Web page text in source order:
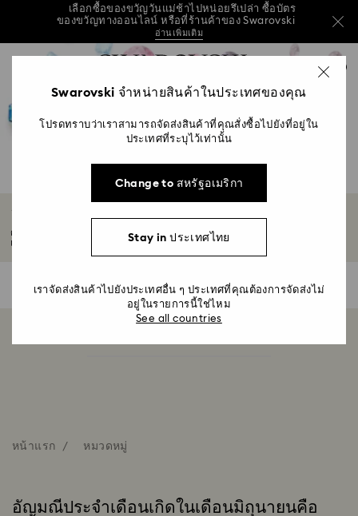
เลือกซื้อของขวัญวันแม่ช้าไปหน่อยรึเปล่า ซื้อบัตร
ของขวัญทางออนไลน์ หรือที่ร้านค้าของ Swarovski
อ่านเพิ่มเติม
วันแม่ปีนี้ รับฟรี! กระเป๋าสะพายไหล่สีฟ้าที่ใช้งานได้
เลือกซื้อของขวัญวันแม่ช้าไปหน่อยรึเปล่า ซื้อบัตร
อ่านเพิ่มเติม
0 - หัวข้อ
4 - ผลลัพธ์จากการค้นหา
อัญมณีประจำเดือนเกิดในเดือนมิถุนายน
ตามความเชื่อแบบดั้งเดิม อัญมณีประจำเดือนเกิดในเดือนมิถุนายนช่วยเสริมความ
แข็งแกร่งและความมั่นใจภายในให้กับผู้สวมใส่...อ่านเพิ่มเติม
0 ผลลัพธ์ ตัวกรอง
ตัว
หน้าแรก หมวดหมู่
อัญมณีประจำเดือนเกิดในเดือนมิถุนายนคือ
Swarovski จำหน่ายสินค้าในประเทศของคุณ
โปรดทราบว่าเราสามารถจัดส่งสินค้าที่คุณสั่งซื้อไปยังที่อยู่ใน
ประเทศที่ระบุไว้เท่านั้น
Change to สหรัฐอเมริกา
Stay in ประเทศไทย
เราจัดส่งสินค้าไปยังประเทศอื่น ๆ ประเทศที่คุณต้องการจัดส่งไม่
อยู่ในรายการนี้ใช่ไหม
See all countries